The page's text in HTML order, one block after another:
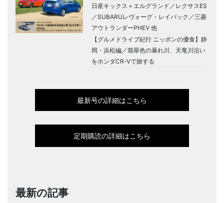
日産キックス＋エルグランド／レクサスES
／SUBARUレヴォーグ・レイバック／三菱
アウトランダーPHEV 他
【グルメドライブ紀行 ニッポンの優食】静
岡・浜松編／翡翠色の暴れ川、天竜川沿い
をホンダCR-Vで旅する
最新号の詳細はこちら
定期購読の詳細はこちら
最新の記事